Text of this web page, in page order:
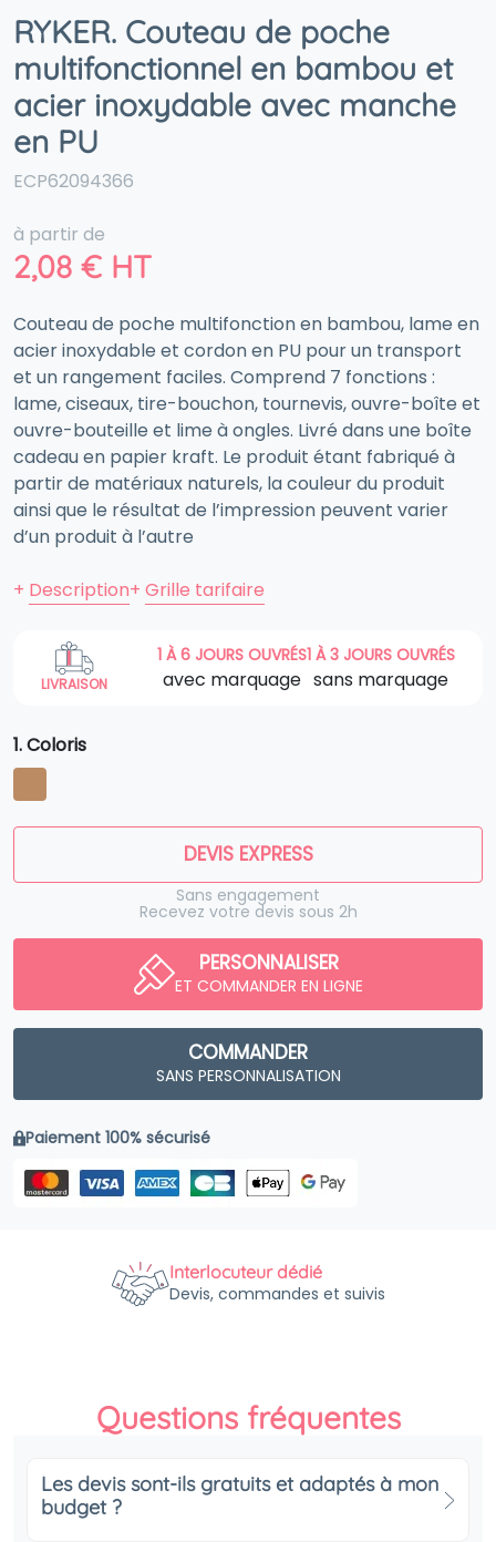
RYKER. Couteau de poche
multifonctionnel en bambou et
acier inoxydable avec manche
en PU
ECP62094366
à partir de
2,08 € HT
Couteau de poche multifonction en bambou, lame en
acier inoxydable et cordon en PU pour un transport
et un rangement faciles. Comprend 7 fonctions :
lame, ciseaux, tire-bouchon, tournevis, ouvre-boîte et
ouvre-bouteille et lime à ongles. Livré dans une boîte
cadeau en papier kraft. Le produit étant fabriqué à
partir de matériaux naturels, la couleur du produit
ainsi que le résultat de l’impression peuvent varier
d’un produit à l’autre
+ Description+ Grille tarifaire
LIVRAISON
1 À 6 JOURS OUVRÉS
avec marquage
1 À 3 JOURS OUVRÉS
sans marquage
1. Coloris
DEVIS EXPRESS
Sans engagement
Recevez votre devis sous 2h
PERSONNALISER
ET COMMANDER EN LIGNE
COMMANDER
SANS PERSONNALISATION
Paiement 100% sécurisé
Interlocuteur dédié
Devis, commandes et suivis
Questions fréquentes
Les devis sont-ils gratuits et adaptés à mon
budget ?